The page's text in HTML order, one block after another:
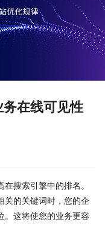
在线可见性
搜索引擎中的排名。
关的关键词时，您的企
。这将使您的业务更容